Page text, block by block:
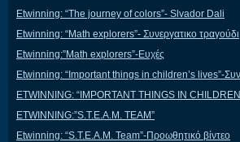
Etwinning: “The journey of colors”- Slvador Dali
Etwinning: “Math explorers”- Συνεργατικο τραγούδι
Etwinning:”Math explorers”-Ευχές
Etwinning: “Important things in children’s lives”-
ETWINNING: “IMPORTANT THINGS IN
ETWINNING:”S.T.E.A.M. TEAM”
Etwinning: “S.T.E.A.M. Team”-Προωθητικό βίντεο